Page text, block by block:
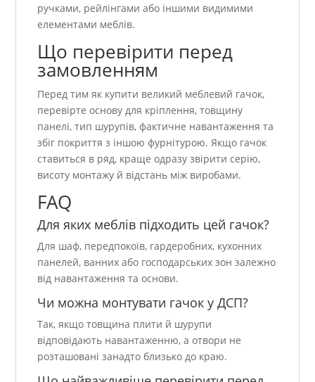
ручками, рейлінгами або іншими видимими
елементами меблів.
Що перевірити перед
замовленням
Перед тим як купити великий меблевий гачок,
перевірте основу для кріплення, товщину
панелі, тип шурупів, фактичне навантаження та
збіг покриття з іншою фурнітурою. Якщо гачок
ставиться в ряд, краще одразу звірити серію,
висоту монтажу й відстань між виробами.
FAQ
Для яких меблів підходить цей гачок?
Для шаф, передпокоїв, гардеробних, кухонних
панелей, ванних або господарських зон залежно
від навантаження та основи.
Чи можна монтувати гачок у ДСП?
Так, якщо товщина плити й шурупи
відповідають навантаженню, а отвори не
розташовані занадто близько до краю.